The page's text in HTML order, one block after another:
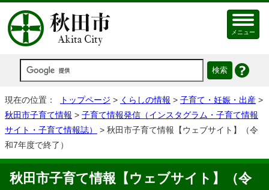
メニュー
現在の位置： トップページ > くらしの情報 > 子育て・妊娠・出産 >
秋田市子育て情報 > 子育て情報発信（インスタグラム・子育て情報
サイト・子育て情報誌）
> 秋田市子育て情報【ウェブサイト】（令
和7年度で終了）
秋田市子育て情報【ウェブサイト】（令